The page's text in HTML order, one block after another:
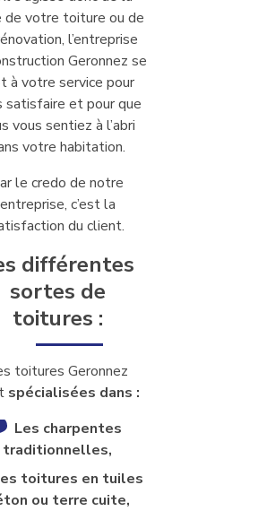
de votre toiture ou de
l’entreprise
Geronnez se
à votre service pour
satisfaire et pour que
vous sentiez à l’abri
votre habitation.
le credo de notre
entreprise, c’est la
du client.
différentes
sortes de
toitures :
toitures Geronnez
spécialisées dans :
Les charpentes
traditionnelles,
toitures en tuiles
ou terre cuite,